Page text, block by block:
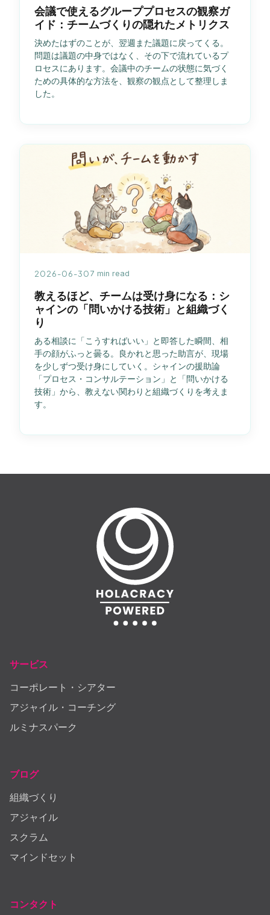
会議で使えるグループプロセスの観察ガ
イド：チームづくりの隠れたメトリクス
決めたはずのことが、翌週また議題に戻ってくる。
問題は議題の中身ではなく、その下で流れているプ
ロセスにあります。会議中のチームの状態に気づく
ための具体的な方法を、観察の観点として整理しま
した。
2026-06-30 7 min read
教えるほど、チームは受け身になる：シ
ャインの「問いかける技術」と組織づく
り
ある相談に「こうすればいい」と即答した瞬間、相
手の顔がふっと曇る。良かれと思った助言が、現場
を少しずつ受け身にしていく。シャインの援助論
「プロセス・コンサルテーション」と「問いかける
技術」から、教えない関わりと組織づくりを考えま
す。
サービス
コーポレート・シアター
アジャイル・コーチング
ルミナスパーク
ブログ
組織づくり
アジャイル
スクラム
マインドセット
コンタクト